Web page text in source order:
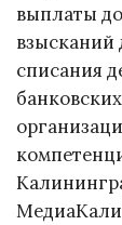
выплаты
взысканий
списания